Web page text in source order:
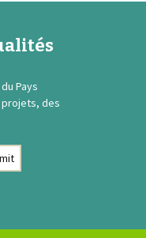
Pays
projets, des